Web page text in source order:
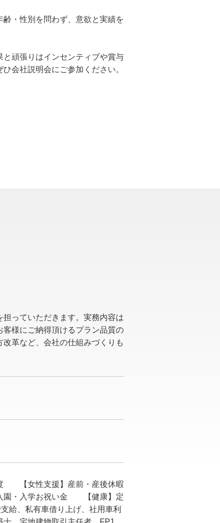
・性別を問わず、意欲と実績を
頑張りはインセンティブや賞与
会社説明会にご参加ください。
っていただきます。実務内容は
様にご納得頂けるプラン品質の
革など、会社の仕組みづくりも
度 【女性支援】産前・産後休暇
入園・入学お祝い金 【健康】定
、私有車借り上げ、社用車利